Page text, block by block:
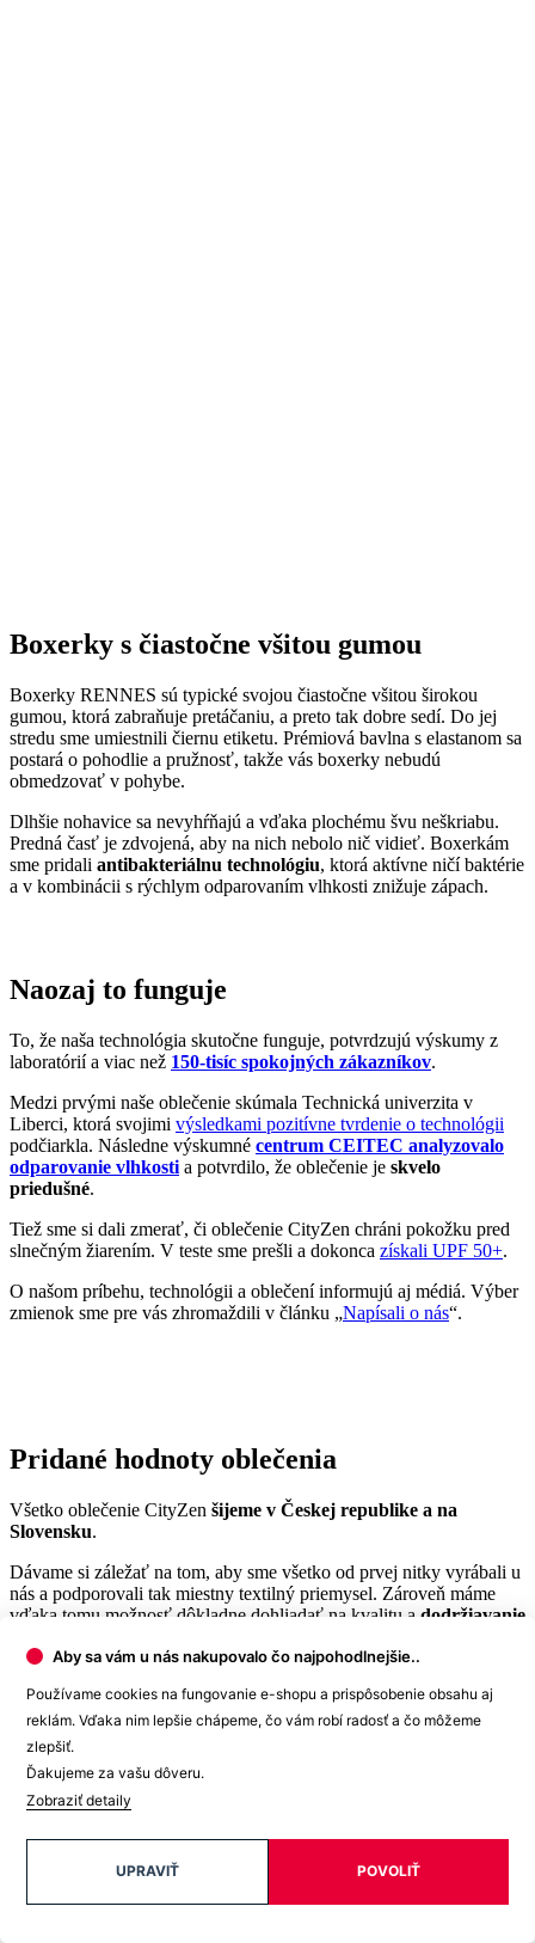
Boxerky s čiastočne všitou gumou
Boxerky RENNES sú typické svojou čiastočne všitou širokou
gumou, ktorá zabraňuje pretáčaniu, a preto tak dobre sedí. Do jej
stredu sme umiestnili čiernu etiketu. Prémiová bavlna s elastanom sa
postará o pohodlie a pružnosť, takže vás boxerky nebudú
obmedzovať v pohybe.
Dlhšie nohavice sa nevyhŕňajú a vďaka plochému švu neškriabu.
Predná časť je zdvojená, aby na nich nebolo nič vidieť. Boxerkám
sme pridali antibakteriálnu technológiu, ktorá aktívne ničí baktérie
a v kombinácii s rýchlym odparovaním vlhkosti znižuje zápach.
Naozaj to funguje
To, že naša technológia skutočne funguje, potvrdzujú výskumy z
laboratórií a viac než 150-tisíc spokojných zákazníkov.
Medzi prvými naše oblečenie skúmala Technická univerzita v
Liberci, ktorá svojimi výsledkami pozitívne tvrdenie o technológii
podčiarkla. Následne výskumné centrum CEITEC analyzovalo
odparovanie vlhkosti a potvrdilo, že oblečenie je skvelo
priedušné.
Tiež sme si dali zmerať, či oblečenie CityZen chráni pokožku pred
slnečným žiarením. V teste sme prešli a dokonca získali UPF 50+.
O našom príbehu, technológii a oblečení informujú aj médiá. Výber
zmienok sme pre vás zhromaždili v článku „Napísali o nás“.
Pridané hodnoty oblečenia
Všetko oblečenie CityZen šijeme v Českej republike a na
Slovensku.
Dávame si záležať na tom, aby sme všetko od prvej nitky vyrábali u
nás a podporovali tak miestny textilný priemysel. Zároveň máme
vďaka tomu možnosť dôkladne dohliadať na kvalitu a dodržiavanie
priemysel, preto ju chceme podporovať a dávať jej možnosť dýchať.
Naše oblečenie mácertifikátOEKO-TEX Standard 100, a teda je
maximálne bezpečné na každodenné nosenie.
Súčasne sme spojili sily s
všetci osvojíme triky, ako sa šetrne starať o oblečenie, predĺžiť jeho
.Všetko o výrobe sa dozviete na stránke
Príbeh trička.
Aby sa vám u nás nakupovalo čo najpohodlnejšie..
Používame cookies na fungovanie e-shopu a prispôsobenie obsahu aj
reklám. Vďaka nim lepšie chápeme, čo vám robí radosť a čo môžeme
zlepšiť.
Ďakujeme za vašu dôveru.
Zobraziť detaily
POVOLIŤ
UPRAVIŤ